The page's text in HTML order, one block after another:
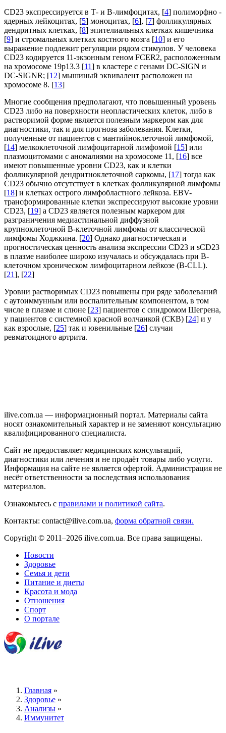
CD23 экспрессируется в Т- и В-лимфоцитах, [4] полиморфно -
ядерных лейкоцитах, [5] моноцитах, [6], [7] фолликулярных
дендритных клетках, [8] эпителиальных клетках кишечника
[9] и стромальных клетках костного мозга [10] и его
выражение подлежит регуляции рядом стимулов. У человека
CD23 кодируется 11-экзонным геном FCER2, расположенным
на хромосоме 19p13.3 [11] в кластере с генами DC-SIGN и
DC-SIGNR; [12] мышиный эквивалент расположен на
хромосоме 8. [13]
Многие сообщения предполагают, что повышенный уровень
CD23 либо на поверхности неопластических клеток, либо в
растворимой форме является полезным маркером как для
диагностики, так и для прогноза заболевания. Клетки,
полученные от пациентов с мантийноклеточной лимфомой,
[14] мелкоклеточной лимфоцитарной лимфомой [15] или
плазмоцитомами с аномалиями на хромосоме 11, [16] все
имеют повышенные уровни CD23, как и клетки
фолликулярной дендритноклеточной саркомы, [17] тогда как
CD23 обычно отсутствует в клетках фолликулярной лимфомы
[18] и клетках острого лимфобластного лейкоза. EBV-
трансформированные клетки экспрессируют высокие уровни
CD23, [19] а CD23 является полезным маркером для
разграничения медиастинальной диффузной
крупноклеточной В-клеточной лимфомы от классической
лимфомы Ходжкина. [20] Однако диагностическая и
прогностическая ценность анализа экспрессии CD23 и sCD23
в плазме наиболее широко изучалась и обсуждалась при В-
клеточном хроническом лимфоцитарном лейкозе (B-CLL).
[21], [22]
Уровни растворимых CD23 повышены при ряде заболеваний
с аутоиммунным или воспалительным компонентом, в том
числе в плазме и слюне [23] пациентов с синдромом Шегрена,
у пациентов с системной красной волчанкой (СКВ) [24] и у
как взрослые, [25] так и ювенильные [26] случаи
ревматоидного артрита.
ilive.com.ua — информационный портал. Материалы сайта
носят ознакомительный характер и не заменяют консультацию
квалифицированного специалиста.
Сайт не предоставляет медицинских консультаций,
диагностики или лечения и не продаёт товары либо услуги.
Информация на сайте не является офертой. Администрация не
несёт ответственности за последствия использования
материалов.
Ознакомьтесь с правилами и политикой сайта.
Контакты: contact@ilive.com.ua, форма обратной связи.
Copyright © 2011–2026 ilive.com.ua. Все права защищены.
Новости
Здоровье
Семья и дети
Питание и диеты
Красота и мода
Отношения
Спорт
О портале
Главная »
Здоровье »
Анализы »
Иммунитет